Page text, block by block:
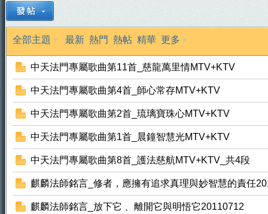
中
天
»
全部主題 最新 熱門 熱帖 精華 更多
中天法門專屬歌曲第11首_慈龍萬里情MTV+KTV
中天法門專屬歌曲第4首_師心常存MTV+KTV
中天法門專屬歌曲第2首_琉璃寶珠心MTV+KTV
中天法門專屬歌曲第1首_晨鐘智慧光MTV+KTV
中天法門專屬歌曲第8首_護法慈航MTV+KTV_共4段
麒麟法師銘言_修者，應擁有追求真理與妙智慧的責任
麒麟法師銘言_放下它 、離開它與明悟它20110712